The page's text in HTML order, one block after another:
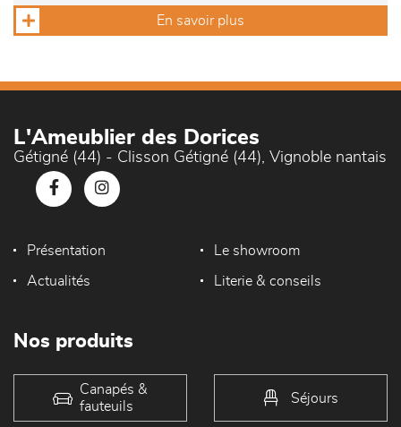
En savoir plus
L'Ameublier des Dorices
Gétigné (44) - Clisson Gétigné (44), Vignoble nantais
Présentation Le showroom
Actualités Literie & conseils
Nos produits
Canapés &
fauteuils
Séjours